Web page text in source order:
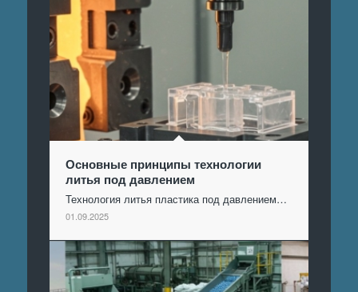
Основные принципы технологии
литья под давлением
Технология литья пластика под давлением…
01.09.2025